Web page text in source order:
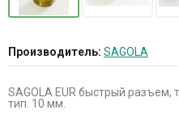
Производитель: SAGOLA
SAGOLA EUR быстрый разъем,
тип. 10 мм.